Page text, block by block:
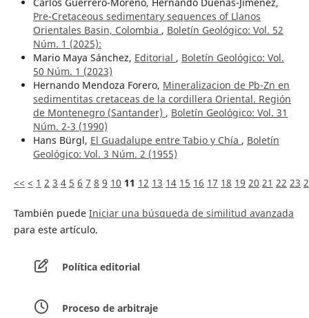
Pre-Cretaceous sedimentary sequences of Llanos
Orientales Basin, Colombia , Boletín Geológico: Vol. 52
Núm. 1 (2025):
Mario Maya Sánchez, Editorial , Boletín Geológico: Vol.
50 Núm. 1 (2023)
Hernando Mendoza Forero, Mineralizacion de Pb-Zn en
sedimentitas cretaceas de la cordillera Oriental. Región
de Montenegro (Santander) , Boletín Geológico: Vol. 31
Núm. 2-3 (1990)
Hans Bürgl, El Guadalupe entre Tabio y Chía , Boletín
Geológico: Vol. 3 Núm. 2 (1955)
<< < 1 2 3 4 5 6 7 8 9 10 11 12 13 14 15 16 17 18 19 20 21 22 23
También puede Iniciar una búsqueda de similitud avanzada
para este artículo.
Política editorial
Proceso de arbitraje